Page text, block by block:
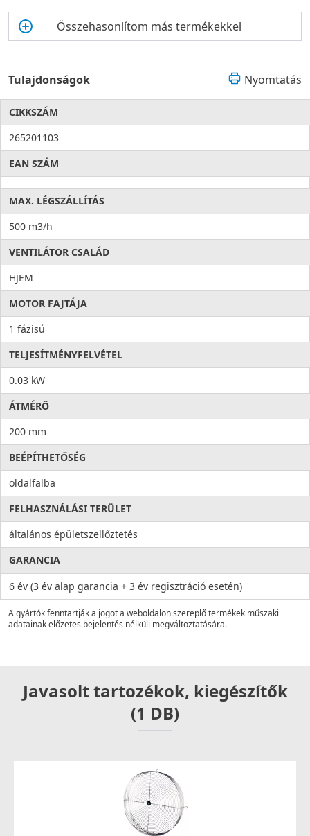
Összehasonlítom más termékekkel
Tulajdonságok Nyomtatás
CIKKSZÁM
265201103
EAN SZÁM
MAX. LÉGSZÁLLÍTÁS
500 m3/h
VENTILÁTOR CSALÁD
HJEM
MOTOR FAJTÁJA
1 fázisú
TELJESÍTMÉNYFELVÉTEL
0.03 kW
ÁTMÉRŐ
200 mm
BEÉPÍTHETŐSÉG
oldalfalba
FELHASZNÁLÁSI TERÜLET
általános épületszellőztetés
GARANCIA
6 év (3 év alap garancia + 3 év regisztráció esetén)
A gyártók fenntartják a jogot a weboldalon szereplő termékek műszaki
adatainak előzetes bejelentés nélküli megváltoztatására.
Javasolt tartozékok, kiegészítők
(1 DB)